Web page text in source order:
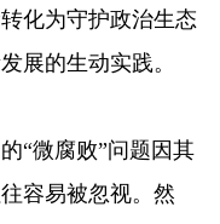
化为守护政治生态
展的生动实践。
微腐败”问题因其
容易被忽视。然